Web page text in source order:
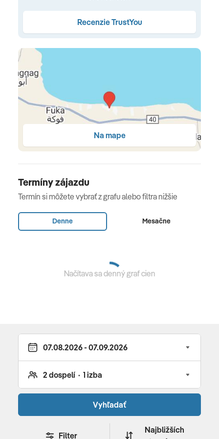
Arabesque Restaurant(á la carte): 1x počas pobytu
(19:30 - 21:30) • orientálna kuchyňa
Beach Bar
- 12:00) • snack (17:00 - 18:00) • miestne alkoholické a
nealkoholické nápoje (08:00 - 19:00)
Panorama Bar: pizza (12:00 - 18:00) • miestne
alkoholické a nealkoholické nápoje (08:00 - 19:00)
r: miestne alkoholické a nealkoholické
nápoje (08:00 - 01:00; od 00:00 nápoje za poplatok)
Lobby Bar: iba miestne nealkoholické nápoje (24/7)
Vybavenie a služby hotela
262 izieb • recepcia 24/7 • WiFi vo verejných
priestoroch • služby práčovne a čistiarne (spoplatnené)
ŠPORT & ZÁBAVA
plážový volejbal • stolný futbal • stolný tenis • šípky •
futbalové ihrisko • živá hudba • večerné animácie
Wellness (10:00 - 20:00, za poplatok) • Beauty Salon
(10:00 - 20:00, za poplatok)
Recenzie TrustYou
Na mape
Termíny zájazdu
Termín si môžete vybrať z grafu alebo filtra nižšie
Denne Mesačne
Načítava sa denný graf cien
Vyhľadať
Filter
Najbližších